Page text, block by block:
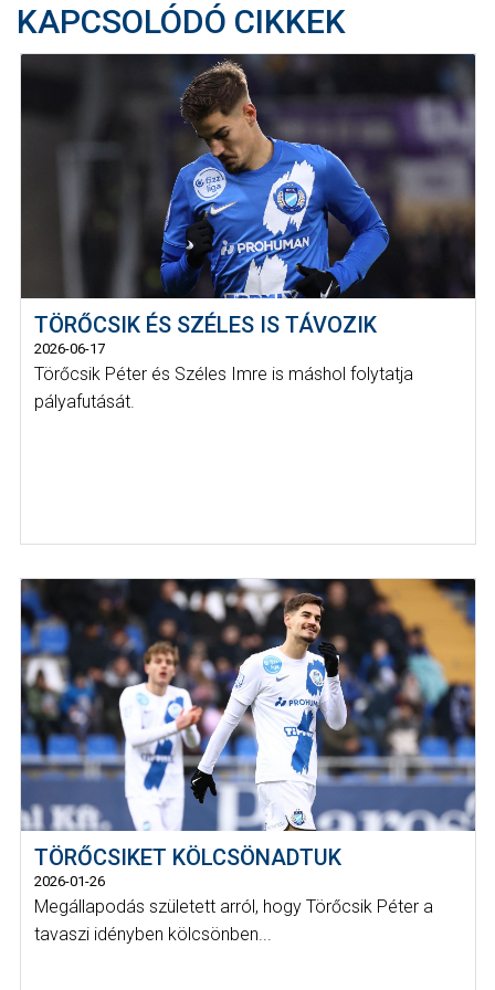
KAPCSOLÓDÓ CIKKEK
TÖRŐCSIK ÉS SZÉLES IS TÁVOZIK
2026-06-17
Törőcsik Péter és Széles Imre is máshol folytatja
pályafutását.
TÖRŐCSIKET KÖLCSÖNADTUK
2026-01-26
Megállapodás született arról, hogy Törőcsik Péter a
tavaszi idényben kölcsönben...